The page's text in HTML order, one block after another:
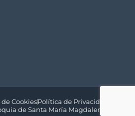
de Santa María Magdalena
CookiesPolítica de Privacidad